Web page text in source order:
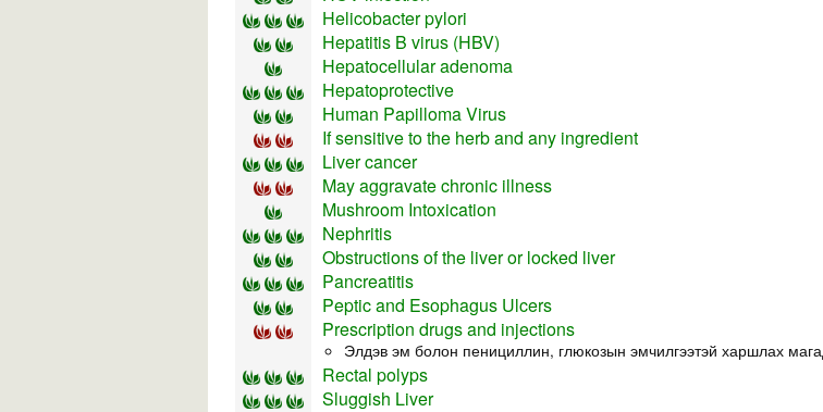
Helicobacter pylori
Hepatitis B virus (HBV)
Hepatocellular adenoma
Hepatoprotective
Human Papilloma Virus
If sensitive to the herb and any ingredient
Liver cancer
May aggravate chronic illness
Mushroom Intoxication
Nephritis
Obstructions of the liver or locked liver
Pancreatitis
Peptic and Esophagus Ulcers
Prescription drugs and injections
Элдэв эм болон пенициллин, глюкозын эмчилгээтэй харшлах
Rectal polyps
Sluggish Liver